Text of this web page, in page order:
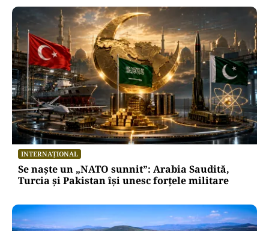
INTERNAȚIONAL
Se naște un „NATO sunnit”: Arabia Saudită,
Turcia și Pakistan își unesc forțele militare